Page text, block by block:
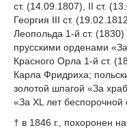
ст. (14.09.1807), II ст.
Георгия III ст.
Леопольда 1-й ст.
прусскими орденами
Красного Орла 1-й ст.
Карла Фридриха;
золотой шпагой «За
«За XL лет беспорочной
† в 1846 г., похоронен